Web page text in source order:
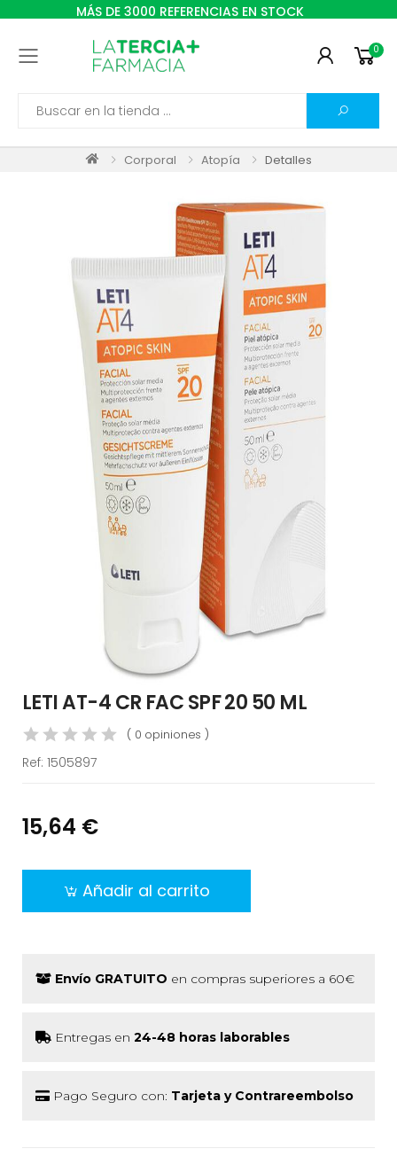
MÁS DE 3000 REFERENCIAS EN STOCK
Toggle mobile menu 0
Search
Corporal Atopía Detalles
LETI AT-4 CR FAC SPF 20 50 ML
( 0 opiniones )
Ref: 1505897
15,64 €
Añadir al carrito
Envío GRATUITO en compras superiores a 60€
Entregas en 24-48 horas laborables
Pago Seguro con: Tarjeta y Contrareembolso